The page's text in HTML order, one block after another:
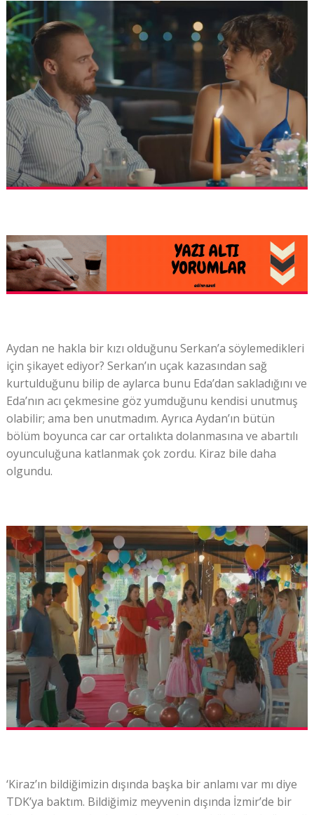
Aydan ne hakla bir kızı olduğunu Serkan’a söylemedikleri
için şikayet ediyor? Serkan’ın uçak kazasından sağ
kurtulduğunu bilip de aylarca bunu Eda’dan sakladığını ve
Eda’nın acı çekmesine göz yumduğunu kendisi unutmuş
olabilir; ama ben unutmadım. Ayrıca Aydan’ın bütün
bölüm boyunca car car ortalıkta dolanmasına ve abartılı
oyunculuğuna katlanmak çok zordu. Kiraz bile daha
olgundu.
‘Kiraz’ın bildiğimizin dışında başka bir anlamı var mı diye
TDK’ya baktım. Bildiğimiz meyvenin dışında İzmir’de bir